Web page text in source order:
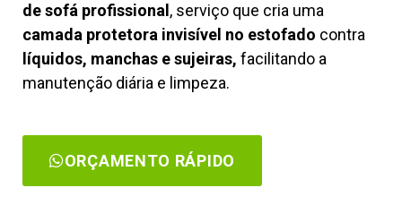
de sofá profissional , serviço que cria uma
camada protetora invisível no estofado contra
líquidos, manchas e sujeiras, facilitando a
manutenção diária e limpeza.
ORÇAMENTO RÁPIDO